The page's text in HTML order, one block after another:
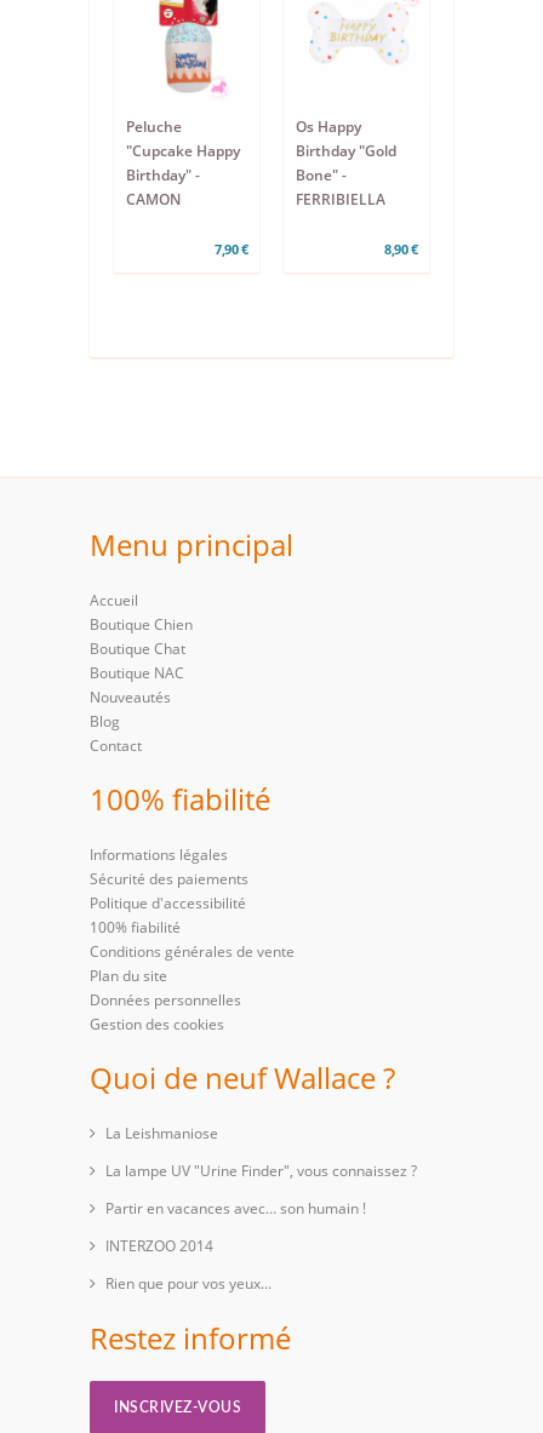
Peluche
"Cupcake Happy
Birthday" -
CAMON
7,90 €
Os Happy
Birthday "Gold
Bone" -
FERRIBIELLA
8,90 €
Menu principal
Accueil
Boutique Chien
Boutique Chat
Boutique NAC
Nouveautés
Blog
Contact
100% fiabilité
Informations légales
Sécurité des paiements
Politique d'accessibilité
100% fiabilité
Conditions générales de vente
Plan du site
Données personnelles
Gestion des cookies
Quoi de neuf Wallace ?
La Leishmaniose
La lampe UV "Urine Finder", vous connaissez ?
Partir en vacances avec… son humain !
INTERZOO 2014
Rien que pour vos yeux...
Restez informé
INSCRIVEZ-VOUS